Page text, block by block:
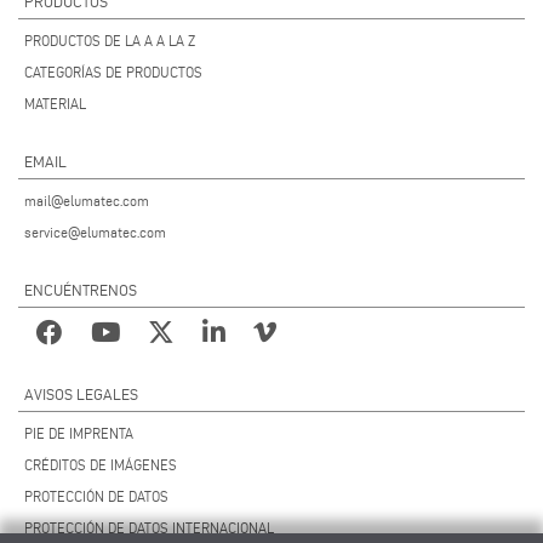
PRODUCTOS DE LA A A LA Z
CATEGORÍAS DE PRODUCTOS
MATERIAL
EMAIL
mail@elumatec.com
service@elumatec.com
ENCUÉNTRENOS
AVISOS LEGALES
PIE DE IMPRENTA
CRÉDITOS DE IMÁGENES
PROTECCIÓN DE DATOS
PROTECCIÓN DE DATOS INTERNACIONAL